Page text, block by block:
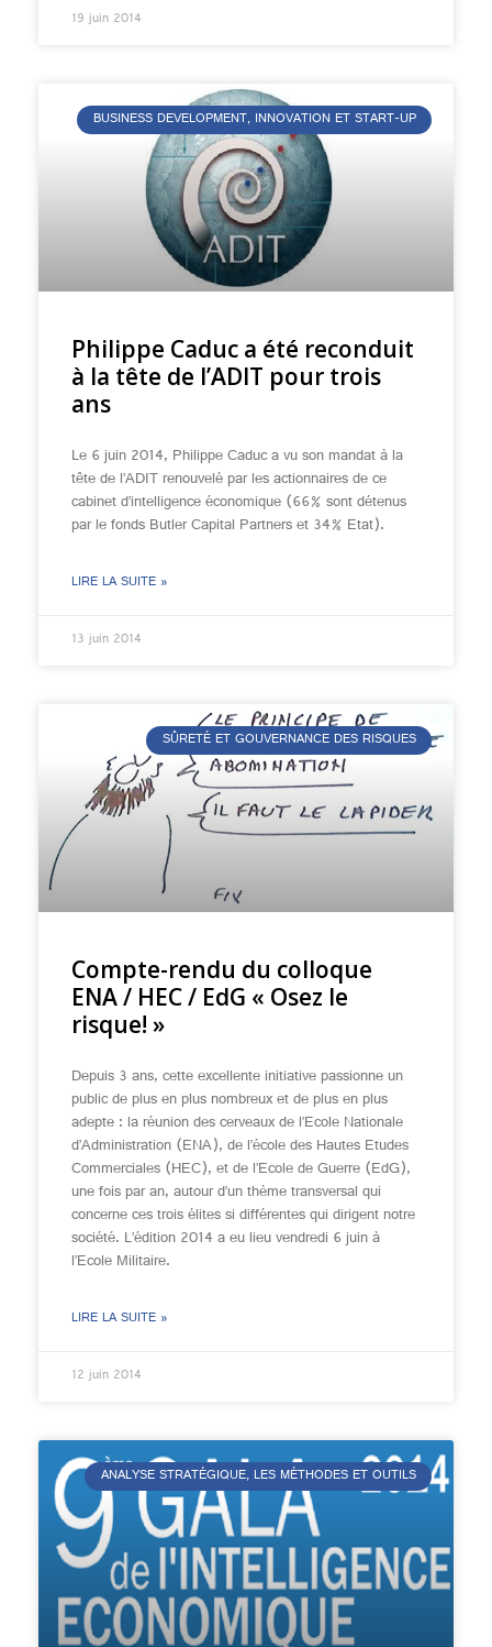
19 juin 2014
BUSINESS DEVELOPMENT, INNOVATION ET START-UP
Philippe Caduc a été reconduit
à la tête de l’ADIT pour trois
ans
Le 6 juin 2014, Philippe Caduc a vu son mandat à la
tête de l’ADIT renouvelé par les actionnaires de ce
cabinet d’intelligence économique (66% sont détenus
par le fonds Butler Capital Partners et 34% Etat).
LIRE LA SUITE »
13 juin 2014
SÛRETÉ ET GOUVERNANCE DES RISQUES
Compte-rendu du colloque
ENA / HEC / EdG « Osez le
risque! »
Depuis 3 ans, cette excellente initiative passionne un
public de plus en plus nombreux et de plus en plus
adepte : la réunion des cerveaux de l’Ecole Nationale
d’Administration (ENA), de l’école des Hautes Etudes
Commerciales (HEC), et de l’Ecole de Guerre (EdG),
une fois par an, autour d’un thème transversal qui
concerne ces trois élites si différentes qui dirigent notre
société. L’édition 2014 a eu lieu vendredi 6 juin à
l’Ecole Militaire.
LIRE LA SUITE »
12 juin 2014
ANALYSE STRATÉGIQUE, LES MÉTHODES ET OUTILS